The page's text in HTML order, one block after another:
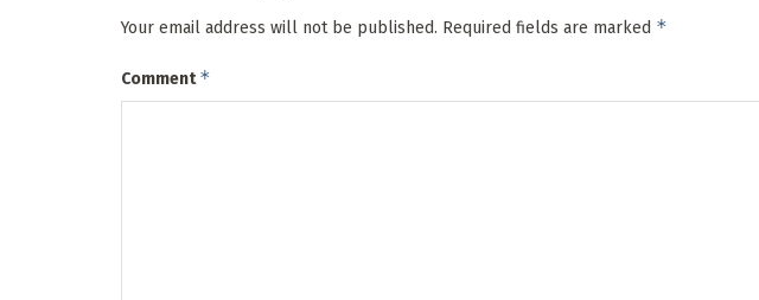
Your email address will not be published. Required fields are marked *
Comment*